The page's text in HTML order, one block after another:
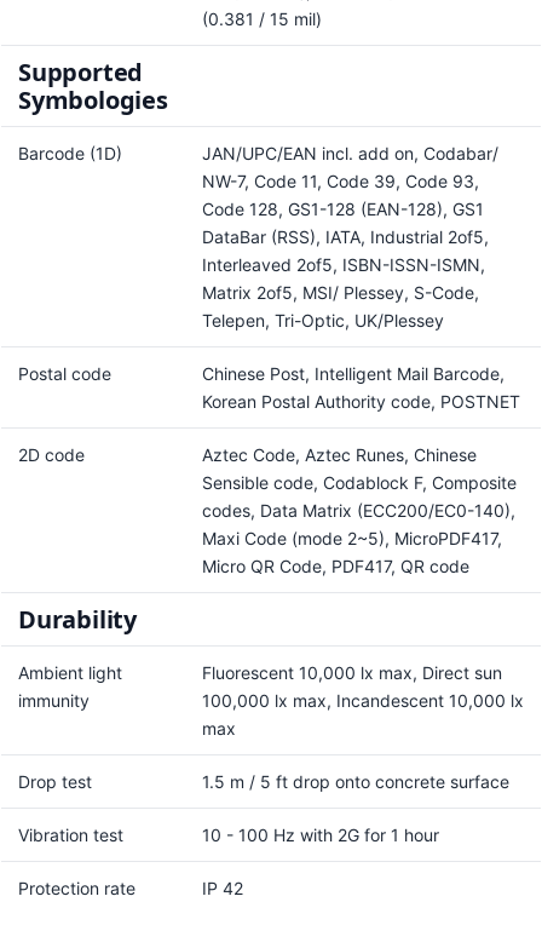
(0.381 / 15 mil)
Supported
Symbologies
Barcode (1D)
JAN/UPC/EAN incl. add on, Codabar/
NW-7, Code 11, Code 39, Code 93,
Code 128, GS1-128 (EAN-128), GS1
DataBar (RSS), IATA, Industrial 2of5,
Interleaved 2of5, ISBN-ISSN-ISMN,
Matrix 2of5, MSI/ Plessey, S-Code,
Telepen, Tri-Optic, UK/Plessey
Postal code
Chinese Post, Intelligent Mail Barcode,
Korean Postal Authority code, POSTNET
2D code
Aztec Code, Aztec Runes, Chinese
Sensible code, Codablock F, Composite
codes, Data Matrix (ECC200/EC0-140),
Maxi Code (mode 2~5), MicroPDF417,
Micro QR Code, PDF417, QR code
Durability
Ambient light
immunity
Fluorescent 10,000 lx max, Direct sun
100,000 lx max, Incandescent 10,000 lx
max
Drop test 1.5 m / 5 ft drop onto concrete surface
Vibration test 10 - 100 Hz with 2G for 1 hour
Protection rate IP 42